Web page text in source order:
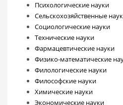
Психологические науки
Сельскохозяйственные
Социологические науки
Технические науки
Фармацевтические науки
Физико-математические
Филологические науки
Философские науки
Химические науки
Экономические науки